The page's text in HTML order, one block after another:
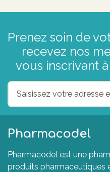
Prenez soin de
recevez nos
vous inscrivant
Pharmacodel
Pharmacodel est une
produits pharmaceutiques